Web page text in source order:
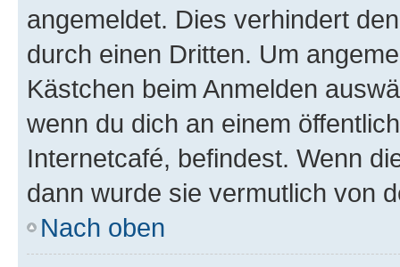
angemeldet. Dies verhindert
durch einen Dritten. Um
Kästchen beim Anmelden
wenn du dich an einem
Internetcafé, befindest. Wenn
dann wurde sie vermutlich von
Nach oben